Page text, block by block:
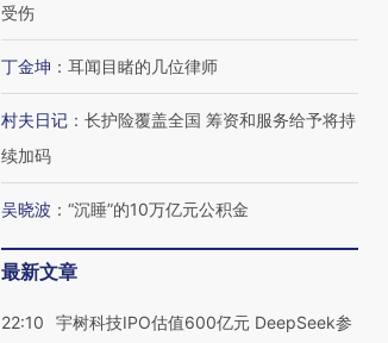
受伤
丁金坤 ： 耳闻目睹的几位律师
村夫日记 ： 长护险覆盖全国 筹资和服务给予将持
续加码
吴晓波 ： “沉睡”的10万亿元公积金
最新文章
22:10
宇树科技IPO估值600亿元 DeepSeek参